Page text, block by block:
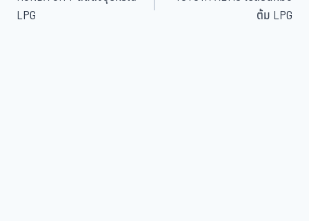
LPG
ต้ม LPG